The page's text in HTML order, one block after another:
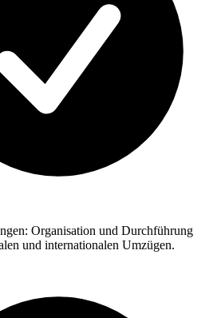
Organisation und Durchführung
und internationalen Umzügen.